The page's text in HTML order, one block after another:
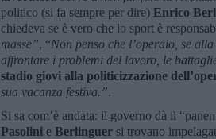
politico (si fa sempre per dire) Enrico
chiedeva se è vero che lo sport è
masse”, “Non penso che l’operaio, se
affrontare i problemi del lavoro, le
stadio giovi alla politicizzazione
sua vacanza festiva.”.
Si sa com’è andata: il governo dà il
Pasolini e Berlinguer si trovano